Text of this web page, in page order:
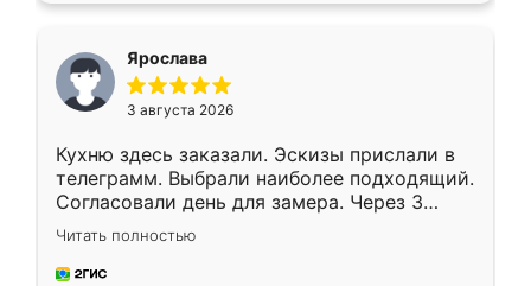
Ярослава
3 августа 2026
Кухню здесь заказали. Эскизы прислали в
телеграмм. Выбрали наиболее подходящий.
Согласовали день для замера. Через 3
недели кухня была уже готова. Остались
довольны работой. Спасибо Ренессанс
мебель за качественную работу!
Читать полностью